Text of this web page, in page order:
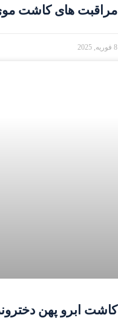
مراقبت های کاشت
8 فوریه, 2025
کاشت ابرو پهن